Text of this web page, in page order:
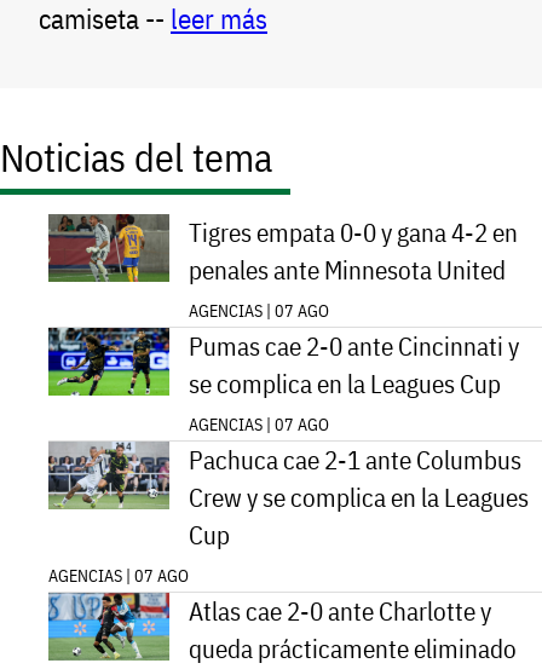
camiseta -- leer más
Noticias del tema
Tigres empata 0-0 y gana 4-2 en
penales ante Minnesota United
AGENCIAS | 07 AGO
Pumas cae 2-0 ante Cincinnati y
se complica en la Leagues Cup
AGENCIAS | 07 AGO
Pachuca cae 2-1 ante Columbus
Crew y se complica en la Leagues
Cup
AGENCIAS | 07 AGO
Atlas cae 2-0 ante Charlotte y
queda prácticamente eliminado